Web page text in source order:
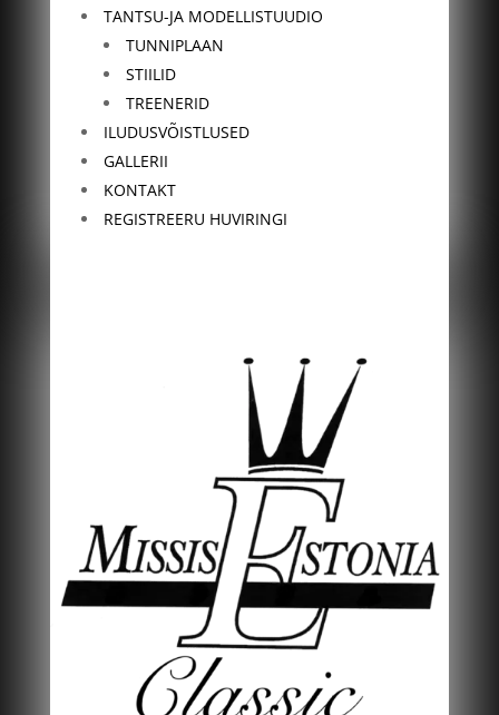
TANTSU-JA MODELLISTUUDIO
TUNNIPLAAN
STIILID
TREENERID
ILUDUSVÕISTLUSED
GALLERII
KONTAKT
REGISTREERU HUVIRINGI